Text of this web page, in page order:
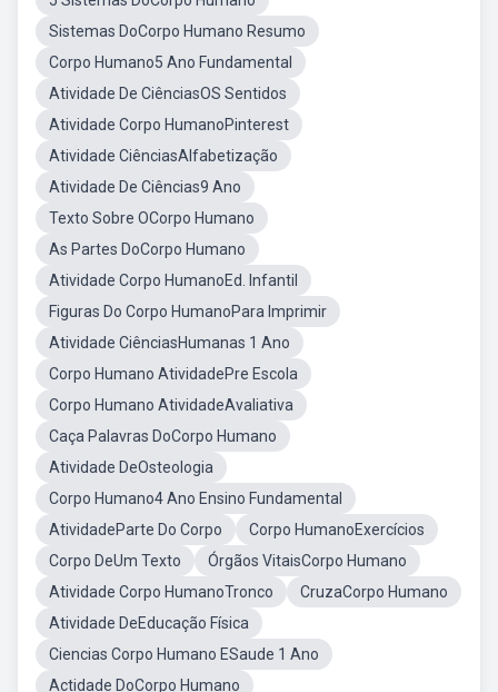
Sistemas DoCorpo Humano Resumo
Corpo Humano5 Ano Fundamental
Atividade De CiênciasOS Sentidos
Atividade Corpo HumanoPinterest
Atividade CiênciasAlfabetização
Atividade De Ciências9 Ano
Texto Sobre OCorpo Humano
As Partes DoCorpo Humano
Atividade Corpo HumanoEd. Infantil
Figuras Do Corpo HumanoPara Imprimir
Atividade CiênciasHumanas 1 Ano
Corpo Humano AtividadePre Escola
Corpo Humano AtividadeAvaliativa
Caça Palavras DoCorpo Humano
Atividade DeOsteologia
Corpo Humano4 Ano Ensino Fundamental
AtividadeParte Do Corpo
Corpo HumanoExercícios
Corpo DeUm Texto
Órgãos VitaisCorpo Humano
Atividade Corpo HumanoTronco
CruzaCorpo Humano
Atividade DeEducação Física
Ciencias Corpo Humano ESaude 1 Ano
Actidade DoCorpo Humano